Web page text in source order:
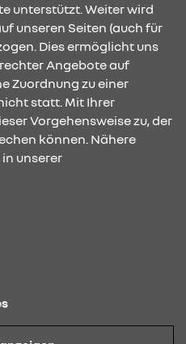
unterstützt. Weiter wird
unseren Seiten (auch für
Dies ermöglicht uns
Angebote auf
Zuordnung zu einer
statt. Mit Ihrer
Vorgehensweise zu, der
können. Nähere
unserer